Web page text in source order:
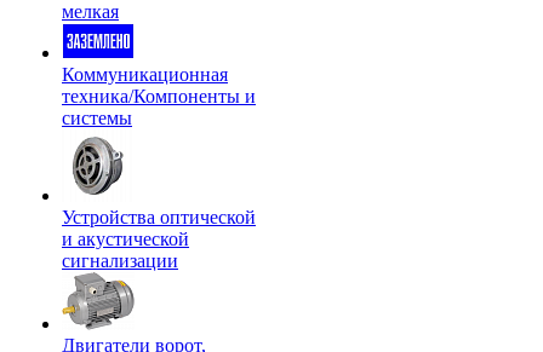
мелкая
Коммуникационная
техника/Компоненты и
системы
Устройства оптической
и акустической
сигнализации
Двигатели ворот,